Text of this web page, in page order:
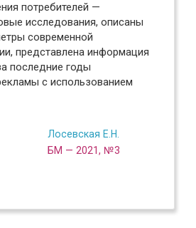
потребителей —
исследования, описаны
современной
представлена информация
последние годы
с использованием
Лосевская Е.Н.
БМ — 2021, №3